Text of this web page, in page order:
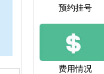
预约挂号
费用情况